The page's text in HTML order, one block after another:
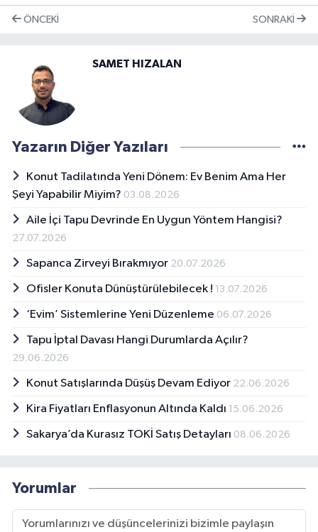
ÖNCEKI SONRAKI
SAMET HIZALAN
Yazarın Diğer Yazıları
Konut Tadilatında Yeni Dönem: Ev Benim Ama Her
Şeyi Yapabilir Miyim? 03.08.2026
Aile İçi Tapu Devrinde En Uygun Yöntem Hangisi?
27.07.2026
Sapanca Zirveyi Bırakmıyor 20.07.2026
Ofisler Konuta Dünüştürülebilecek ! 13.07.2026
‘Evim’ Sistemlerine Yeni Düzenleme 06.07.2026
Tapu İptal Davası Hangi Durumlarda Açılır?
29.06.2026
Konut Satışlarında Düşüş Devam Ediyor 22.06.2026
Kira Fiyatları Enflasyonun Altında Kaldı 15.06.2026
Sakarya’da Kurasız TOKİ Satış Detayları 08.06.2026
Yorumlar